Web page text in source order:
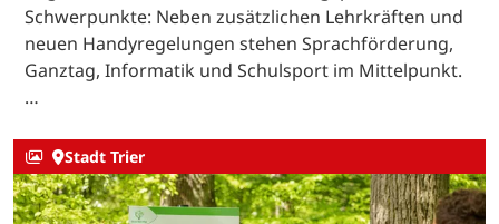
Schwerpunkte: Neben zusätzlichen Lehrkräften und
neuen Handyregelungen stehen Sprachförderung,
Ganztag, Informatik und Schulsport im Mittelpunkt.
…
Stadt Trier